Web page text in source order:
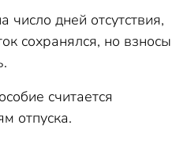
дней отсутствия,
сохранялся, но взносы
считается
отпуска.